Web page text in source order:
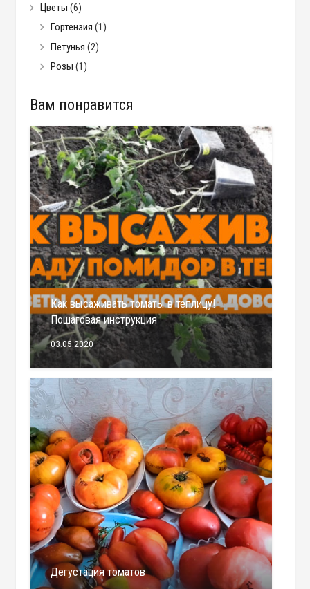
Цветы (6)
Гортензия (1)
Петунья (2)
Розы (1)
Вам понравится
Как высаживать томаты в теплицу!
Пошаговая инструкция
03.05.2020
Дегустация томатов